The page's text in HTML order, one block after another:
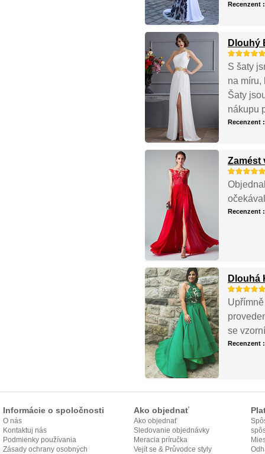
Recenzent
Dlouhý
S šaty
na míru,
Šaty
nákupu
Recenzent
Zamést
Recenzent
Dlouhá
se
Recenzent
Informácie o spoločnosti
O nás
Kontaktuj nás
Podmienky používania
Zásady ochrany osobných
Ako objednať
Ako objednať
Sledovanie objednávky
Meracia príručka
Vejít se & Průvodce styly